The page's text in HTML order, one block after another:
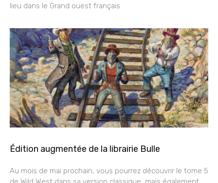
lieu dans le Grand ouest français
Édition augmentée de la librairie Bulle
Au mois de mai prochain, vous pourrez découvrir le tome 5